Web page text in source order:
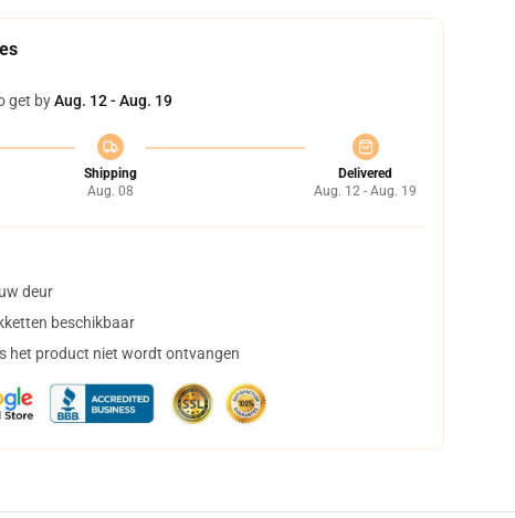
get byAug. 12 - Aug. 19
Shipping
Aug. 08
Delivered
Aug. 12 - Aug. 19
deur
beschikbaar
het product niet wordt ontvangen